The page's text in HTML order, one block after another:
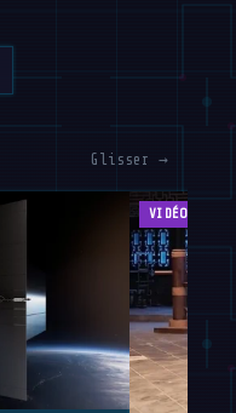
Glisser →
VIDÉOS